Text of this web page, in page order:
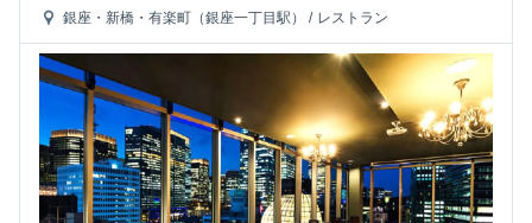
銀座・新橋・有楽町（銀座一丁目駅） / レストラン